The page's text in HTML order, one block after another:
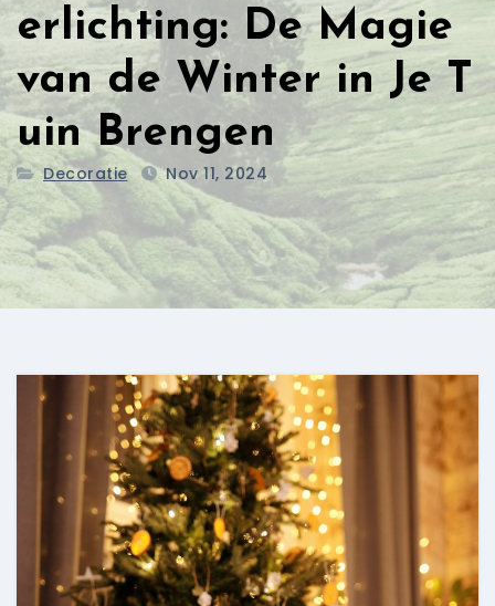
erlichting: De Magie
van de Winter in Je T
uin Brengen
Decoratie Nov 11, 2024